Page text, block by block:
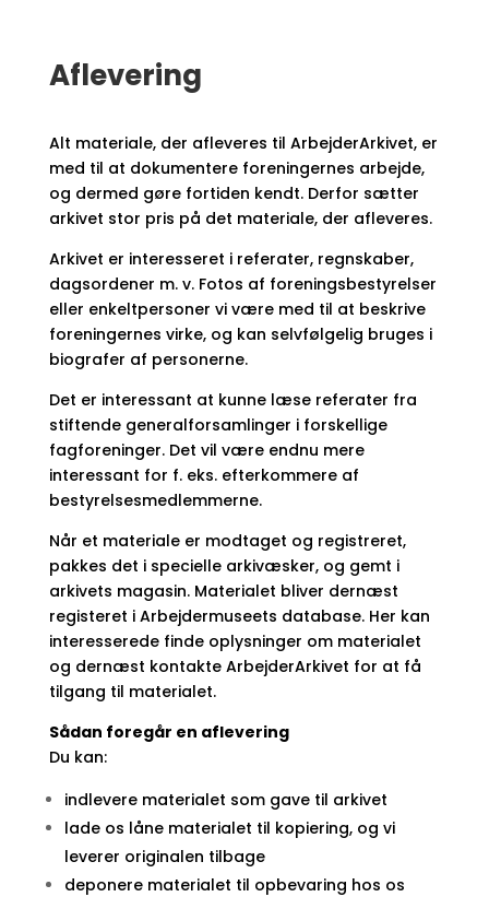
Aflevering
Alt materiale, der afleveres til ArbejderArkivet, er
med til at dokumentere foreningernes arbejde,
og dermed gøre fortiden kendt. Derfor sætter
arkivet stor pris på det materiale, der afleveres.
Arkivet er interesseret i referater, regnskaber,
dagsordener m. v. Fotos af foreningsbestyrelser
eller enkeltpersoner vi være med til at beskrive
foreningernes virke, og kan selvfølgelig bruges i
biografer af personerne.
Det er interessant at kunne læse referater fra
stiftende generalforsamlinger i forskellige
fagforeninger. Det vil være endnu mere
interessant for f. eks. efterkommere af
bestyrelsesmedlemmerne.
Når et materiale er modtaget og registreret,
pakkes det i specielle arkivæsker, og gemt i
arkivets magasin. Materialet bliver dernæst
registeret i Arbejdermuseets database. Her kan
interesserede finde oplysninger om materialet
og dernæst kontakte ArbejderArkivet for at få
tilgang til materialet.
Sådan foregår en aflevering
Du kan:
indlevere materialet som gave til arkivet
lade os låne materialet til kopiering, og vi
leverer originalen tilbage
deponere materialet til opbevaring hos os